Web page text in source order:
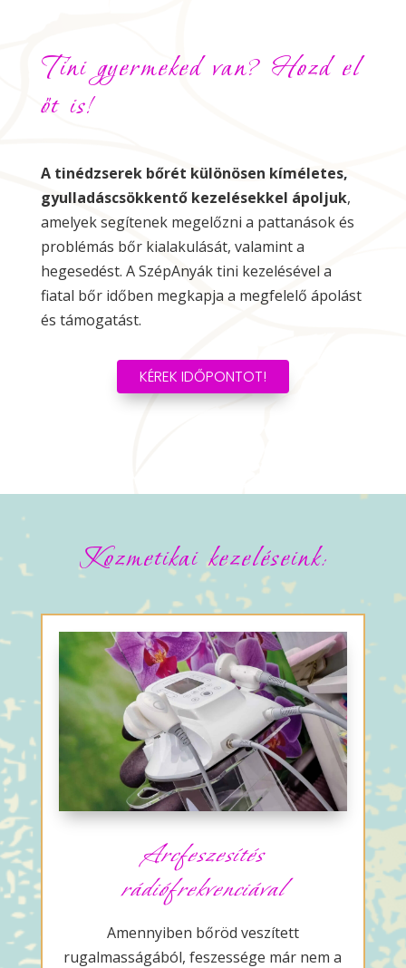
Tini gyermeked van? Hozd el
őt is!
A tinédzserek bőrét különösen kíméletes,
gyulladáscsökkentő kezelésekkel ápoljuk,
amelyek segítenek megelőzni a pattanások és
problémás bőr kialakulását, valamint a
hegesedést. A SzépAnyák tini kezelésével a
fiatal bőr időben megkapja a megfelelő ápolást
és támogatást.
KÉREK IDŐPONTOT!
Kozmetikai kezeléseink:
Arcfeszesítés
rádiófrekvenciával
Amennyiben bőröd veszített
rugalmasságából, feszessége már nem a